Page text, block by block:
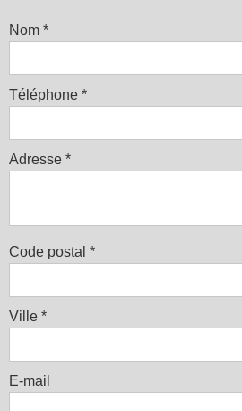
Nom *
Téléphone *
Adresse *
Code postal *
Ville *
E-mail